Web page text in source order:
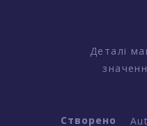
Деталі
Створено